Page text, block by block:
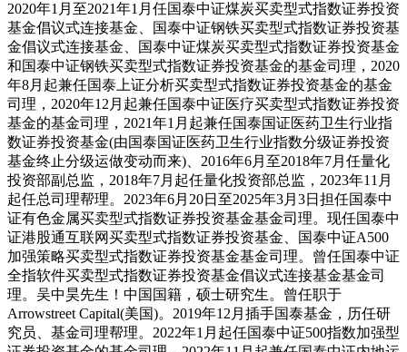
2020年1月至2021年1月任国泰中证煤炭买卖型式指数证券投资
基金倡议式连接基金、国泰中证钢铁买卖型式指数证券投资基
金倡议式连接基金、国泰中证煤炭买卖型式指数证券投资基金
和国泰中证钢铁买卖型式指数证券投资基金的基金司理，2020
年8月起兼任国泰上证分析买卖型式指数证券投资基金的基金
司理，2020年12月起兼任国泰中证医疗买卖型式指数证券投资
基金的基金司理，2021年1月起兼任国泰国证医药卫生行业指
数证券投资基金(由国泰国证医药卫生行业指数分级证券投资
基金终止分级运做变动而来)、2016年6月至2018年7月任量化
投资部副总监，2018年7月起任量化投资部总监，2023年11月
起任总司理帮理。2023年6月20日至2025年3月3日担任国泰中
证有色金属买卖型式指数证券投资基金基金司理。现任国泰中
证港股通互联网买卖型式指数证券投资基金、国泰中证A500
加强策略买卖型式指数证券投资基金基金司理。曾任国泰中证
全指软件买卖型式指数证券投资基金倡议式连接基金基金司
理。吴中昊先生！中国国籍，硕士研究生。曾任职于
Arrowstreet Capital(美国)。2019年12月插手国泰基金，历任研
究员、基金司理帮理。2022年1月起任国泰中证500指数加强型